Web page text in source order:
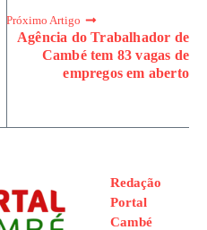
Próximo Artigo
Agência do Trabalhador de
Cambé tem 83 vagas de
empregos em aberto
Redação
Portal
Cambé